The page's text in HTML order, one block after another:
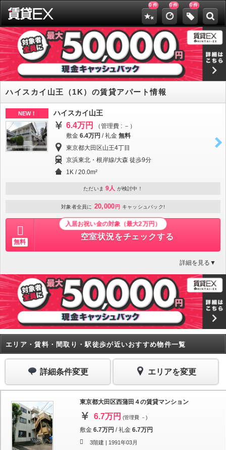
0 件 0件 0件
ハイスカイ山王（1K）の賃貸アパート情報
NEW！ ハイスカイ山王
6.4万円
（管理費 : －）
敷金 6.4万円 /礼金 無料
東京都大田区山王4丁目
京浜東北・根岸線/大森 徒歩9分
1K / 20.0m²
ただいま 9人 が検討中！
対象者全員に 20,000 円 キャッシュバック!
無料
入居お祝い金の対象（最大2万円）
空室状況をチェックする
詳細を見る▼
エリア・賃料・間取り・駅徒歩が近いおすすめ物件一覧
詳細条件変更 エリアを変更
東京都大田区西蒲田４の賃貸マンション
6.7万円 (管理費 －)
敷金 6.7万円 /礼金 6.7万円
3階建 | 1991年03月